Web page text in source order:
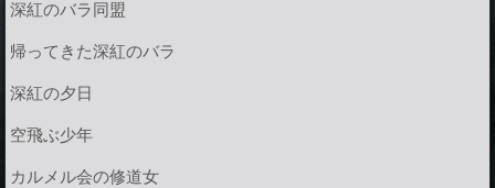
深紅のバラ同盟
帰ってきた深紅のバラ
深紅の夕日
空飛ぶ少年
カルメル会の修道女